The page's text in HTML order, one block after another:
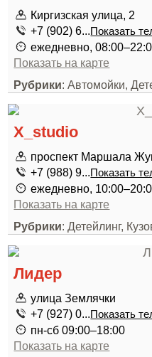
Киргизская улица, 2
+7 (902) 6...Показать
ежедневно,
Показать на карте
Рубрики: Автомойки,
X_studio
проспект Маршала
+7 (988) 9...Показать
ежедневно,
Показать на карте
Рубрики: Детейлинг,
Лидер
улица Землячки
+7 (927) 0...Показать
пн-сб 09:00–18:00
Показать на карте